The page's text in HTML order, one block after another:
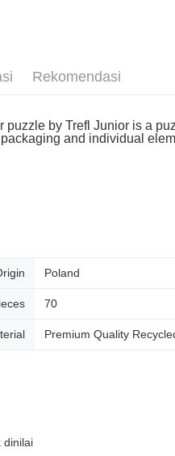
Rekomendasi
puzzle by Trefl Junior is a
and individual
Poland
70
Premium Quality
dinilai